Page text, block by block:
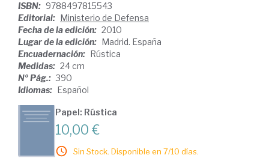
ISBN: 9788497815543
Editorial: Ministerio de Defensa
Fecha de la edición: 2010
Lugar de la edición: Madrid. España
Encuadernación: Rústica
Medidas: 24 cm
Nº Pág.: 390
Idiomas: Español
Papel: Rústica
10,00 €
Sin Stock. Disponible en 7/10 días.